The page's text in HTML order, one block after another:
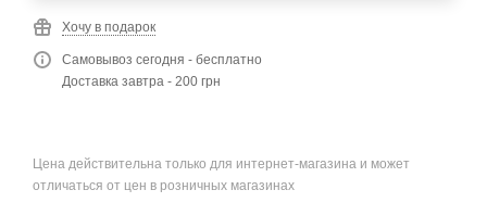
Хочу в подарок
Самовывоз сегодня - бесплатно
Доставка завтра - 200 грн
Цена действительна только для интернет-магазина и может
отличаться от цен в розничных магазинах